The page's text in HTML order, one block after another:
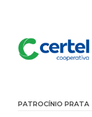
PATROCÍNIO PRATA